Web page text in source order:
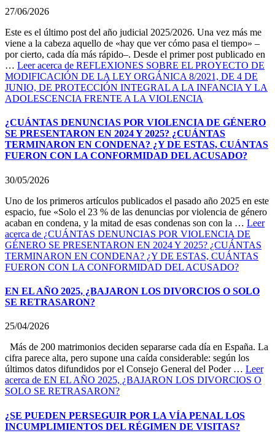
27/06/2026
Este es el último post del año judicial 2025/2026. Una vez más me
viene a la cabeza aquello de «hay que ver cómo pasa el tiempo» –
por cierto, cada día más rápido–. Desde el primer post publicado en
… Leeracerca de REFLEXIONES SOBRE EL PROYECTO DE
MODIFICACIÓN DE LA LEY ORGÁNICA 8/2021, DE 4 DE
JUNIO, DE PROTECCIÓN INTEGRAL A LA INFANCIA Y LA
ADOLESCENCIA FRENTE A LA VIOLENCIA
¿CUÁNTAS DENUNCIAS POR VIOLENCIA DE GÉNERO
SE PRESENTARON EN 2024 Y 2025? ¿CUÁNTAS
TERMINARON EN CONDENA? ¿Y DE ESTAS, CUÁNTAS
FUERON CON LA CONFORMIDAD DEL ACUSADO?
30/05/2026
Uno de los primeros artículos publicados el pasado año 2025 en este
espacio, fue «Solo el 23 % de las denuncias por violencia de género
acaban en condena, y la mitad de esas condenas son con la … Leer
acerca de ¿CUÁNTAS DENUNCIAS POR VIOLENCIA DE
GÉNERO SE PRESENTARON EN 2024 Y 2025? ¿CUÁNTAS
TERMINARON EN CONDENA? ¿Y DE ESTAS, CUÁNTAS
FUERON CON LA CONFORMIDAD DEL ACUSADO?
EN EL AÑO 2025, ¿BAJARON LOS DIVORCIOS O SOLO
SE RETRASARON?
25/04/2026
Más de 200 matrimonios deciden separarse cada día en España. La
cifra parece alta, pero supone una caída considerable: según los
últimos datos difundidos por el Consejo General del Poder … Leer
acerca de EN EL AÑO 2025, ¿BAJARON LOS DIVORCIOS O
SOLO SE RETRASARON?
¿SE PUEDEN PERSEGUIR POR LA VÍA PENAL LOS
INCUMPLIMIENTOS DEL RÉGIMEN DE VISITAS?